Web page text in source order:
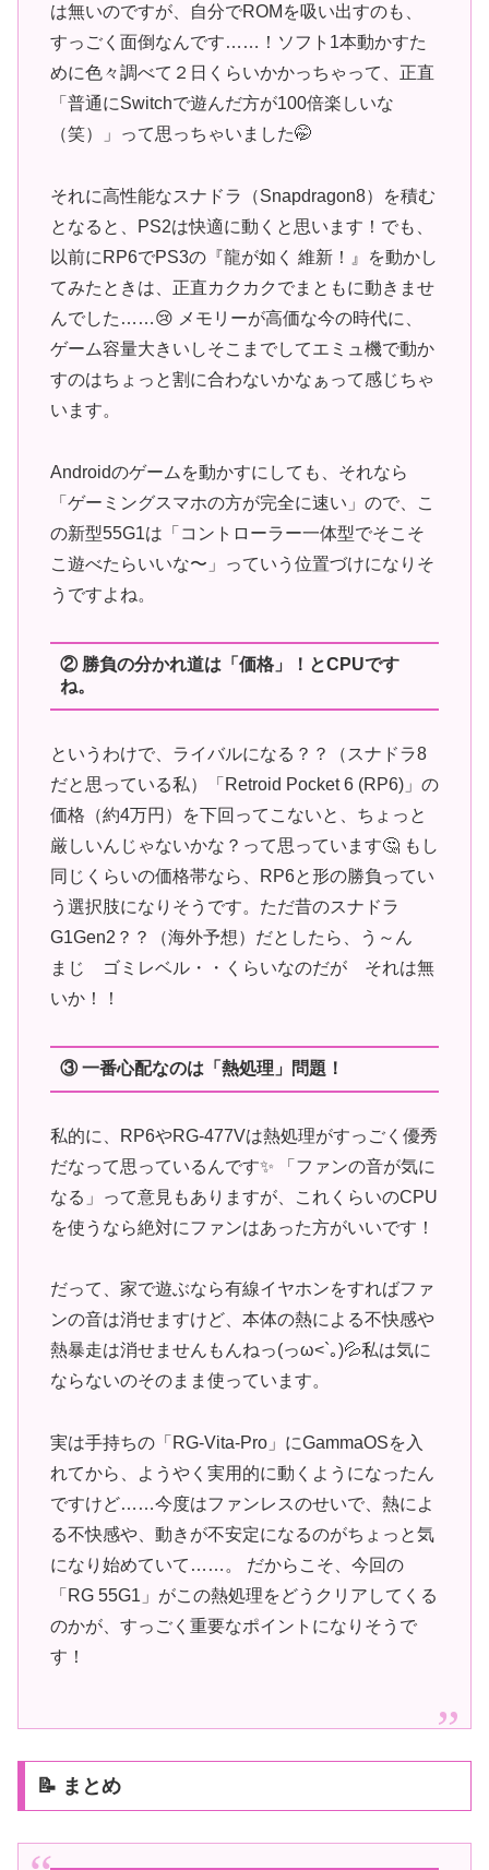
は無いのですが、自分でROMを吸い出すのも、
すっごく面倒なんです……！ソフト1本動かすた
めに色々調べて２日くらいかかっちゃって、正直
「普通にSwitchで遊んだ方が100倍楽しいな
（笑）」って思っちゃいました🤭
それに高性能なスナドラ（Snapdragon8）を積む
となると、PS2は快適に動くと思います！でも、
以前にRP6でPS3の『龍が如く 維新！』を動かし
てみたときは、正直カクカクでまともに動きませ
んでした……😢 メモリーが高価な今の時代に、
ゲーム容量大きいしそこまでしてエミュ機で動か
すのはちょっと割に合わないかなぁって感じちゃ
います。
Androidのゲームを動かすにしても、それなら
「ゲーミングスマホの方が完全に速い」ので、こ
の新型55G1は「コントローラー一体型でそこそ
こ遊べたらいいな〜」っていう位置づけになりそ
うですよね。
② 勝負の分かれ道は「価格」！とCPUです
ね。
というわけで、ライバルになる？？（スナドラ8
だと思っている私）「Retroid Pocket 6 (RP6)」の
価格（約4万円）を下回ってこないと、ちょっと
厳しいんじゃないかな？って思っています🤔 もし
同じくらいの価格帯なら、RP6と形の勝負ってい
う選択肢になりそうです。ただ昔のスナドラ
G1Gen2？？（海外予想）だとしたら、う～ん
まじ ゴミレベル・・くらいなのだが それは無
いか！！
③ 一番心配なのは「熱処理」問題！
私的に、RP6やRG-477Vは熱処理がすっごく優秀
だなって思っているんです✨ 「ファンの音が気に
なる」って意見もありますが、これくらいのCPU
を使うなら絶対にファンはあった方がいいです！
だって、家で遊ぶなら有線イヤホンをすればファ
ンの音は消せますけど、本体の熱による不快感や
熱暴走は消せませんもんねっ(っω<`｡)💦私は気に
ならないのそのまま使っています。
実は手持ちの「RG-Vita-Pro」にGammaOSを入
れてから、ようやく実用的に動くようになったん
ですけど……今度はファンレスのせいで、熱によ
る不快感や、動きが不安定になるのがちょっと気
になり始めていて……。 だからこそ、今回の
「RG 55G1」がこの熱処理をどうクリアしてくる
のかが、すっごく重要なポイントになりそうで
す！
📝 まとめ